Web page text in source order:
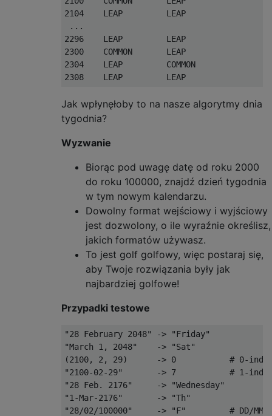
2104    LEAP         LEAP
...
2296    LEAP         LEAP
2300    COMMON       LEAP
2304    LEAP         COMMON
Jak wpłynęłoby to na nasze algorytmy dnia
tygodnia?
Wyzwanie
Biorąc pod uwagę datę od roku 2000
do roku 100000, znajdź dzień tygodnia
w tym nowym kalendarzu.
Dowolny format wejściowy i wyjściowy
jest dozwolony, o ile wyraźnie określisz,
jakich formatów używasz.
To jest golf golfowy, więc postaraj się,
aby Twoje rozwiązania były jak
najbardziej golfowe!
Przypadki testowe
"28 February 2048" -> "Friday"
"March 1, 2048"    -> "Sat"
(2100, 2, 29)      -> 0           # 0-
"2100-02-29"       -> 7           # 1-
"28 Feb. 2176"     -> "Wednesday"
"1-Mar-2176"       -> "Th"
"28/02/100000"     -> "F"         # DD/MM/